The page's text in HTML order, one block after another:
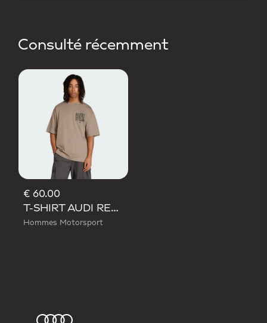
Consulté récemment
€ 60.00
T-SHIRT AUDI REVOLUT F1 TEAM ELEVATED GRAPHIC II
Hommes Motorsport